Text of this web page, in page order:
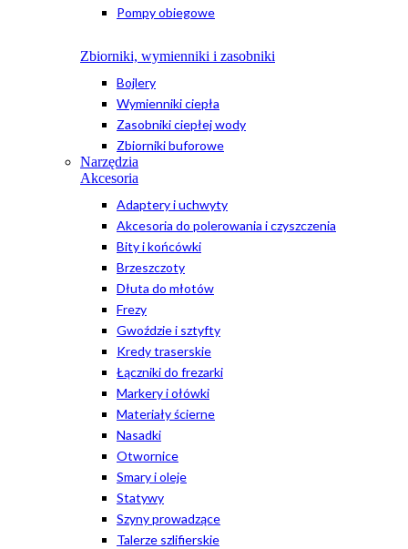
Pompy obiegowe
Zbiorniki, wymienniki i zasobniki
Bojlery
Wymienniki ciepła
Zasobniki ciepłej wody
Zbiorniki buforowe
Narzędzia
Akcesoria
Adaptery i uchwyty
Akcesoria do polerowania i czyszczenia
Bity i końcówki
Brzeszczoty
Dłuta do młotów
Frezy
Gwoździe i sztyfty
Kredy traserskie
Łączniki do frezarki
Markery i ołówki
Materiały ścierne
Nasadki
Otwornice
Smary i oleje
Statywy
Szyny prowadzące
Talerze szlifierskie